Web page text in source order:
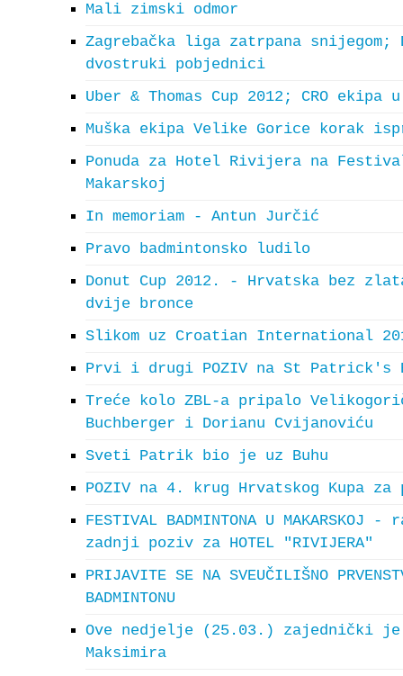
Mali zimski odmor
Zagrebačka liga zatrpana
dvostruki pobjednici
Uber & Thomas Cup 2012; CRO ekipa
Muška ekipa Velike Gorice korak
Ponuda za Hotel Rivijera na
Makarskoj
In memoriam - Antun Jurčić
Pravo badmintonsko ludilo
Donut Cup 2012. - Hrvatska bez
dvije bronce
Slikom uz Croatian International
Prvi i drugi POZIV na St Patrick's
Treće kolo ZBL-a pripalo
Buchberger i Dorianu Cvijanoviću
Sveti Patrik bio je uz Buhu
POZIV na 4. krug Hrvatskog Kupa za
FESTIVAL BADMINTONA U
zadnji poziv za HOTEL "RIVIJERA"
PRIJAVITE SE NA SVEUČILIŠNO
BADMINTONU
Ove nedjelje (25.03.) zajednički je
Maksimira